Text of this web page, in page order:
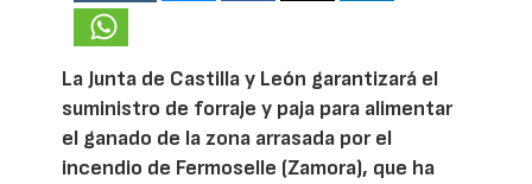
La Junta de Castilla y León garantizará el
suministro de forraje y paja para alimentar
el ganado de la zona arrasada por el
incendio de Fermoselle (Zamora), que ha